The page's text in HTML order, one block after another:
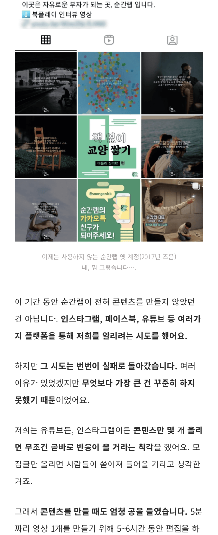
이제는 사용하지 않는 순간랩 옛 계정(2017년 즈음)
네, 뭐 그렇습니다….
이 기간 동안 순간랩이 전혀 콘텐츠를 만들지 않았던
건 아닙니다. 인스타그램, 페이스북, 유튜브 등 여러가
지 플랫폼을 통해 저희를 알리려는 시도를 했어요.
하지만 그 시도는 번번이 실패로 돌아갔습니다. 여러
이유가 있었겠지만 무엇보다 가장 큰 건 꾸준히 하지
못했기 때문이었어요.
저희는 유튜브든, 인스타그램이든 콘텐츠만 몇 개 올리
면 무조건 곧바로 반응이 올 거라는 착각을 했어요. 모
집글만 올리면 사람들이 쏟아져 들어올 거라고 생각한
거죠.
그래서 콘텐츠를 만들 때도 엄청 공을 들였습니다. 5분
짜리 영상 1개를 만들기 위해 5~6시간 동안 편집을 하